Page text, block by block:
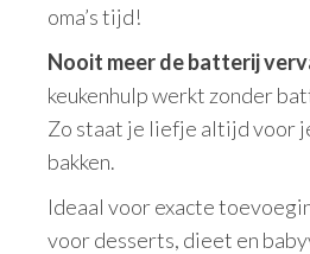
oma’s tijd!
Nooit meer de batterij
keukenhulp werkt zonder
Zo staat je liefje altijd voor
bakken.
Ideaal voor exacte
voor desserts, dieet en